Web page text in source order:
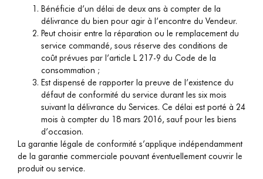
Bénéficie d’un délai de deux ans à compter de la
délivrance du bien pour agir à l’encontre du Vendeur.
Peut choisir entre la réparation ou le remplacement du
service commandé, sous réserve des conditions de
coût prévues par l’article L 217-9 du Code de la
consommation ;
Est dispensé de rapporter la preuve de l’existence du
défaut de conformité du service durant les six mois
suivant la délivrance du Services. Ce délai est porté à 24
mois à compter du 18 mars 2016, sauf pour les biens
d’occasion.
La garantie légale de conformité s’applique indépendamment
de la garantie commerciale pouvant éventuellement couvrir le
produit ou service.